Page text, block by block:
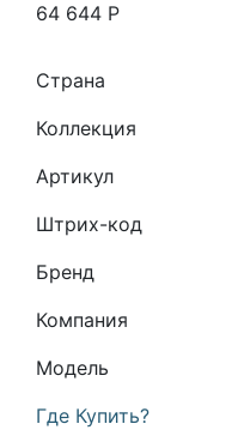
64 644 Р
Страна
Коллекция
Артикул
Штрих-код
Бренд
Компания
Модель
Где Купить?